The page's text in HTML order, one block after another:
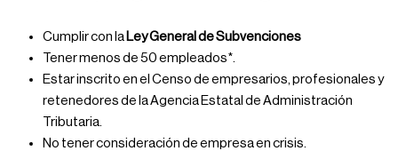
Cumplir con la Ley General de Subvenciones
Tener menos de 50 empleados*.
Estar inscrito en el Censo de empresarios, profesionales y
retenedores de la Agencia Estatal de Administración
Tributaria.
No tener consideración de empresa en crisis.